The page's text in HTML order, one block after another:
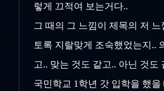
렇게 끄적여 보는거다..
그 때의 그 느낌이 제목의 저 느
토록 지랄맞게 조숙했었는지..
고.. 맞는 것도 같고.. 아닌 것도
국민학교 1학년 갓 입학을 했